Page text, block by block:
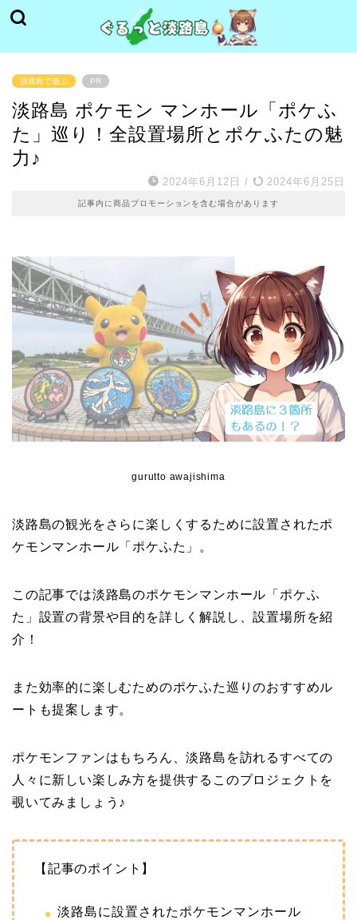
淡路島で遊ぶ PR
淡路島 ポケモン マンホール「ポケふ
た」巡り！全設置場所とポケふたの魅
力♪
2024年6月12日 / 2024年6月25日
記事内に商品プロモーションを含む場合があります
gurutto awajishima
淡路島の観光をさらに楽しくするために設置されたポ
ケモンマンホール「ポケふた」。
この記事では淡路島のポケモンマンホール「ポケふ
た」設置の背景や目的を詳しく解説し、設置場所を紹
介！
また効率的に楽しむためのポケふた巡りのおすすめル
ートも提案します。
ポケモンファンはもちろん、淡路島を訪れるすべての
人々に新しい楽しみ方を提供するこのプロジェクトを
覗いてみましょう♪
【記事のポイント】
淡路島に設置されたポケモンマンホール